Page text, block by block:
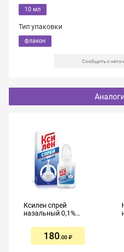
10 мл
Тип упаковки
флакон
Сообщить о
Аналоги
Ксилен спрей
назальный 0,1%
180.00